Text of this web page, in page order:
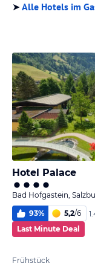
➤Alle Hotels im
Hotel Palace
Bad Hofgastein,
93% 5,2/6
Last Minute Deal
Frühstück